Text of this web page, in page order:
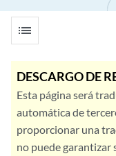
list
DESCARGO DE
Esta página será
automática de
proporcionar una
no puede garantizar